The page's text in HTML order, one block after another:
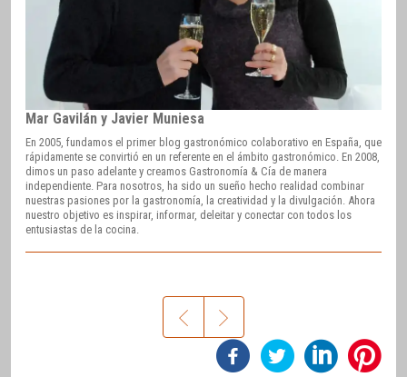
Mar Gavilán y Javier Muniesa
En 2005, fundamos el primer blog gastronómico colaborativo en España, que
rápidamente se convirtió en un referente en el ámbito gastronómico. En 2008,
dimos un paso adelante y creamos Gastronomía & Cía de manera
independiente. Para nosotros, ha sido un sueño hecho realidad combinar
nuestras pasiones por la gastronomía, la creatividad y la divulgación. Ahora
nuestro objetivo es inspirar, informar, deleitar y conectar con todos los
entusiastas de la cocina.